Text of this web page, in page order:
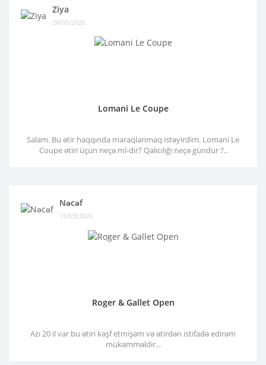
Ziya
24/05/2026
Lomani Le Coupe
Salam. Bu ətir haqqında maraqlanmaq istəyirdim. Lomani Le
Coupe ətiri üçün neçə ml-dir? Qalıcılığı neçə gündür ?..
Nəcəf
15/03/2026
Roger & Gallet Open
Azı 20 il var bu ətiri kəşf etmişəm və ətirdən istifadə edirəm
mükəmməldir...